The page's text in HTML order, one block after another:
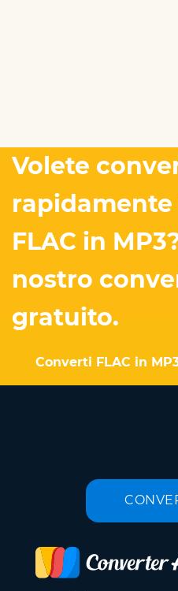
Volete
FLAC in
nostro
gratuito.
Converti FLAC in